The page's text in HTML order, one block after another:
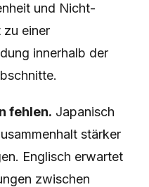
und Nicht-
zu einer
innerhalb der
fehlen. Japanisch
stärker
Englisch erwartet
zwischen